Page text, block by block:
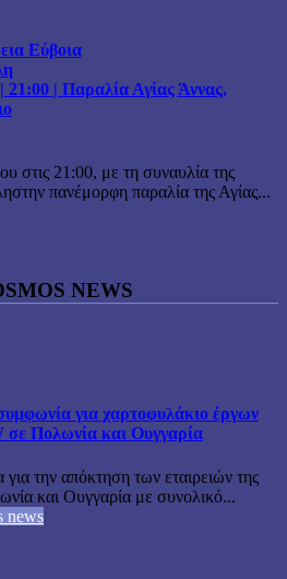
Εύβοια
21:00 | Παραλία Αγίας Άννας,
στις 21:00, με τη συναυλία της
πανέμορφη παραλία της Αγίας...
NEWS
για χαρτοφυλάκιο έργων
Πολωνία και Ουγγαρία
την απόκτηση των εταιρειών της
και Ουγγαρία με συνολικό...
news